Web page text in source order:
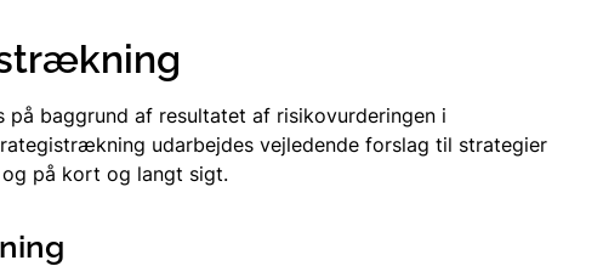
baggrund af resultatet af risikovurderingen i
udarbejdes vejledende forslag til strategier
på kort og langt sigt.